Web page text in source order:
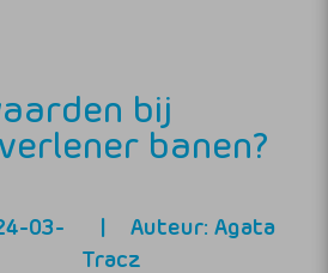
bij
banen?
03-
Auteur: Agata
Tracz